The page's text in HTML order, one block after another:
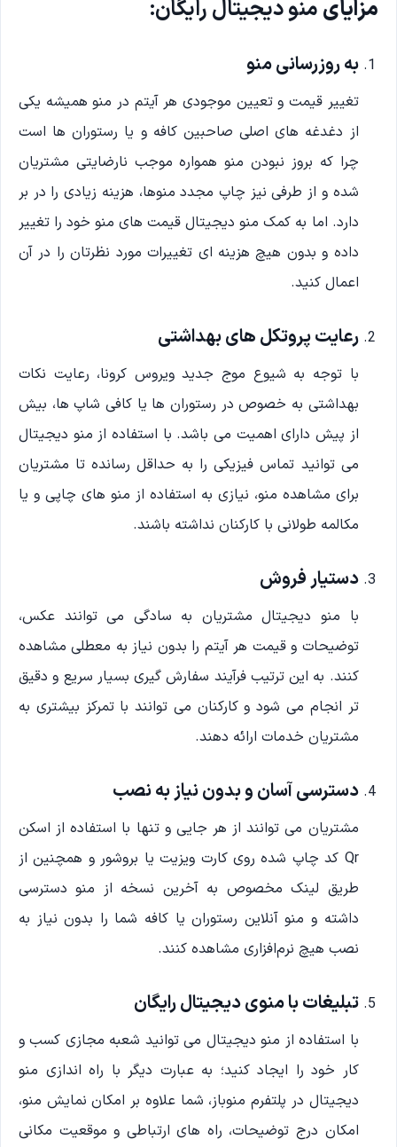
مزایایمنو دیجیتال رایگان:
به روزرسانی منو
تغییر قیمت و تعیین موجودی هر آیتم در منو همیشه یکی
از دغدغه های اصلی صاحبین کافه و یا رستوران ها است
چرا که بروز نبودن منو همواره موجب نارضایتی مشتریان
شده و از طرفی نیز چاپ مجدد منوها، هزینه زیادی را در بر
دارد. اما به کمک منو دیجیتال قیمت های منو خود را تغییر
داده و بدون هیچ هزینه ای تغییرات مورد نظرتان را در آن
اعمال کنید.
رعایت پروتکل های بهداشتی
با توجه به شیوع موج جدید ویروس کرونا، رعایت نکات
بهداشتی به خصوص در رستوران ها یا کافی شاپ ها، بیش
از پیش دارای اهمیت می باشد. با استفاده از منو دیجیتال
می توانید تماس فیزیکی را به حداقل رسانده تا مشتریان
برای مشاهده منو، نیازی به استفاده از منو های چاپی و یا
مکالمه طولانی با کارکنان نداشته باشند.
دستیار فروش
با منو دیجیتال مشتریان به سادگی می توانند عکس،
توضیحات و قیمت هر آیتم را بدون نیاز به معطلی مشاهده
کنند. به این ترتیب فرآیند سفارش گیری بسیار سریع و دقیق
تر انجام می شود و کارکنان می توانند با تمرکز بیشتری به
مشتریان خدمات ارائه دهند.
دسترسی آسان و بدون نیاز به نصب
مشتریان می توانند از هر جایی و تنها با استفاده از اسکن
Qr کد چاپ شده روی کارت ویزیت یا بروشور و همچنین از
طریق لینک مخصوص به آخرین نسخه از منو دسترسی
داشته و منو آنلاین رستوران یا کافه شما را بدون نیاز به
نصب هیچ نرم‌افزاری مشاهده کنند.
تبلیغات با منوی دیجیتال رایگان
با استفاده از منو دیجیتال می توانید شعبه مجازی کسب و
کار خود را ایجاد کنید؛ به عبارت دیگر با راه اندازی منو
دیجیتال در پلتفرم منوباز، شما علاوه بر امکان نمایش منو،
امکان درج توضیحات، راه های ارتباطی و موقعیت مکانی